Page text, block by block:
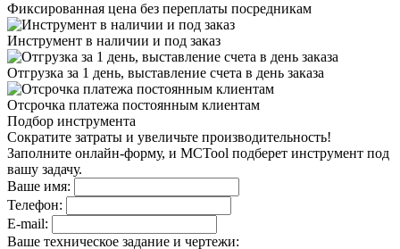
Фиксированная цена без переплаты посредникам
Инструмент в наличии и под заказ
Отгрузка за 1 день, выставление счета в день заказа
Отсрочка платежа постоянным клиентам
Подбор инструмента
Сократите затраты и увеличьте производительность!
Заполните онлайн-форму, и MCTool подберет инструмент под
вашу задачу.
Ваше имя:
Телефон:
E-mail:
Ваше техническое задание и чертежи: